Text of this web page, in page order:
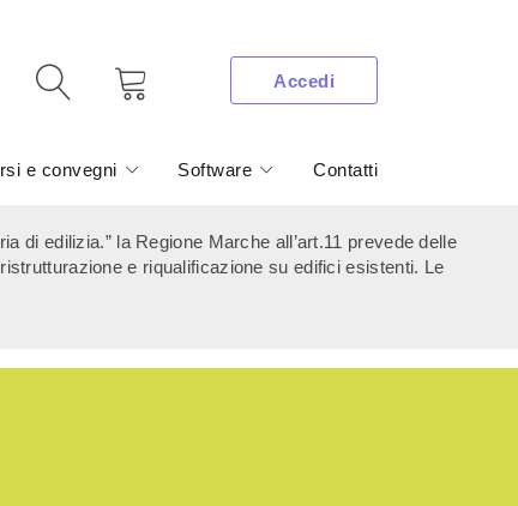
Accedi
e convegni Software Contatti
di edilizia.” la Regione Marche all’art.11 prevede delle
e riqualificazione su edifici esistenti. Le